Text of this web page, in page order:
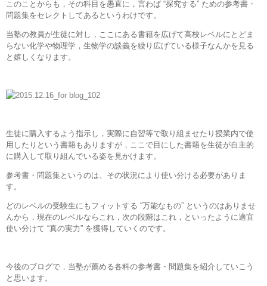
このことからも，その科目を愚直に，言わば “探究する” ための参考書・
問題集をセレクトしてあるというわけです。
当塾の教員が生徒に対し，ここにある書籍を広げて高校レベルにとどま
らない化学や物理学，生物学の談義を繰り広げている様子なんかを見る
と嬉しくなります。
生徒に購入するよう指示し，実際に自習等で取り組ませたり授業内で使
用したりという書籍もありますが，ここで目にした書籍を生徒が自主的
に購入して取り組んでいる姿を見かけます。
参考書・問題集というのは、その状況により使い分ける必要がありま
す。
どのレベルの受験生にもフィットする “万能なもの” というのはありませ
んから，現在のレベルならこれ，次の段階はこれ，といったように適宜
使い分けて “真の実力” を獲得していくのです。
今後のブログで，当塾が薦める各科の参考書・問題集を紹介していこう
と思います。